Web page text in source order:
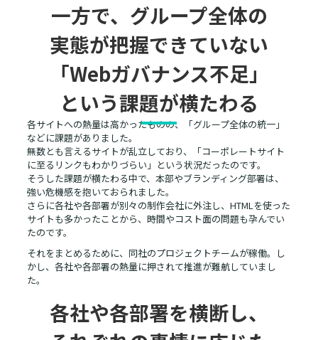
一方で、グループ全体の
実態が把握できていない
「Webガバナンス不足」
という課題が横たわる
各サイトへの熱量は高かったものの、「グループ全体の統一」
などに課題がありました。
無数とも言えるサイトが乱立しており、「コーポレートサイト
に至るリンクもわかりづらい」という状況だったのです。
そうした課題が横たわる中で、本部やブランディング部署は、
強い危機感を抱いておられました。
さらに各社や各部署が別々の制作会社に外注し、HTMLを使った
サイトも多かったことから、時間やコスト面の問題も孕んでい
たのです。
それをまとめるために、同社のプロジェクトチームが稼働。し
かし、各社や各部署の熱量に押されて推進が難航していまし
た。
各社や各部署を横断し、